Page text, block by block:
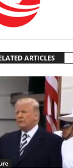
ARTICLES